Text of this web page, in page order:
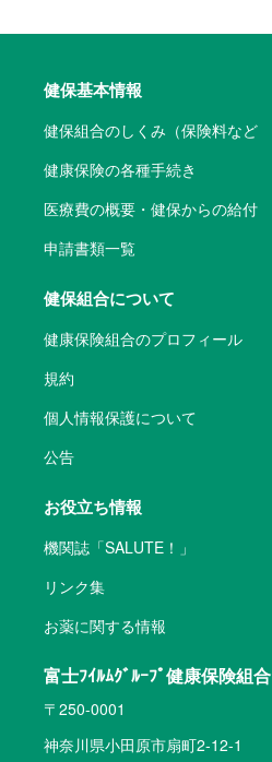
健保基本情報
健保組合のしくみ（保険料など
健康保険の各種手続き
医療費の概要・健保からの給付
申請書類一覧
健保組合について
健康保険組合のプロフィール
規約
個人情報保護について
公告
お役立ち情報
機関誌「SALUTE！」
リンク集
お薬に関する情報
富士ﾌｲﾙﾑｸﾞﾙｰﾌﾟ健康保険組合
〒250-0001
神奈川県小田原市扇町2-12-1